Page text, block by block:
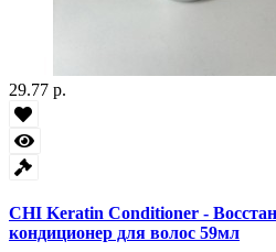
29.77 р.
CHI Keratin Conditioner -
кондиционер для волос 59мл